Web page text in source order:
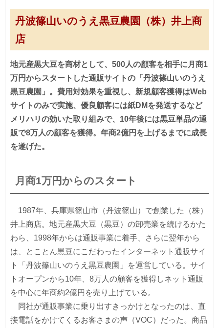
丹波篠山いのうえ黒豆農園（株）井上商
店
地元産黒大豆を商材として、500人の顧客を相手に月商1
万円からスタートした通販サイトの「丹波篠山いのうえ
黒豆農園」。費用対効果を重視し、新規顧客獲得はWeb
サイトのみで実施、優良顧客には紙DMを発送するなど
メリハリの効いた取り組みで、10年後には黒豆単品の通
販で8万人の顧客を獲得。年商2億円を上げるまでに成長
を遂げた。
月商1万円からのスタート
1987年、兵庫県篠山市（丹波篠山）で創業した（株）
井上商店。地元産黒大豆（黒豆）の卸売業を続けるかた
わら、1998年からは通販事業に着手、さらに翌年から
は、とことん黒豆にこだわったインターネット通販サイ
ト「丹波篠山いのうえ黒豆農園」を運営している。サイ
トオープンから10年、8万人の顧客を獲得しネット通販
を中心に年商約2億円を売り上げている。
同社が通販事業に乗り出すきっかけとなったのは、直
接電話をかけてくるお客さまの声（VOC）だった。商品